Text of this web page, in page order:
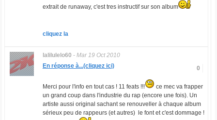
extrait de runaway, c'est tres instructif sur son album
cliquez la
lalilulelo60 - Mar 19 Oct 2010
0
En réponse à...(cliquez ici)
Merci pour l'info en tout cas ! 11 feats !!!
ce mec va frapper
un grand coup dans l'industrie du rap (encore une fois). Un
artiste aussi original sachant se renouveller à chaque album
sérieux peu de rappeurs (et autres) le font et c'est dommage !